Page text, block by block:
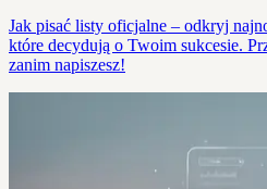
Jak pisać listy oficjalne – odkryj
które decydują o Twoim sukcesie.
zanim napiszesz!